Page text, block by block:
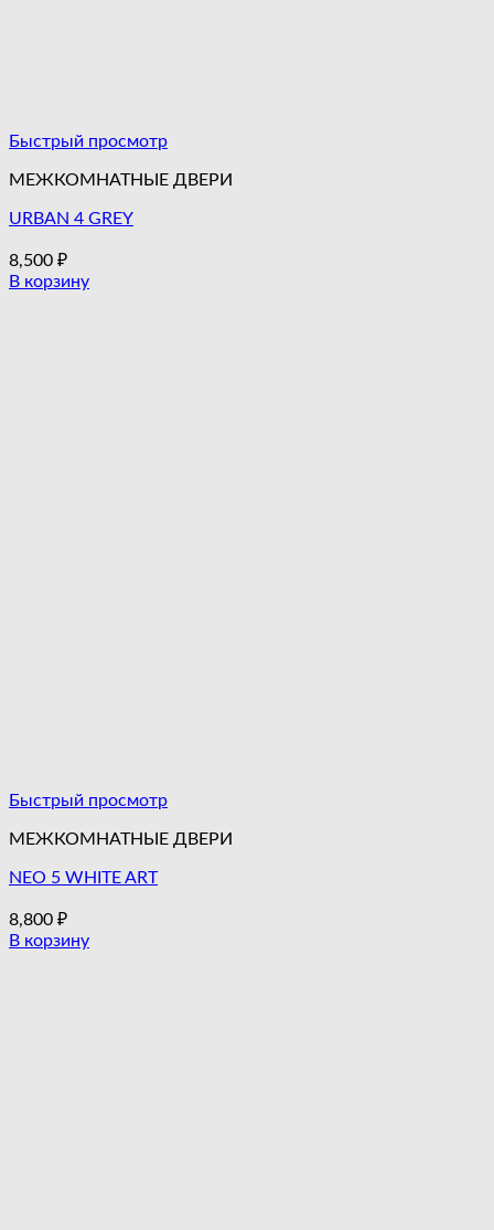
Быстрый просмотр
МЕЖКОМНАТНЫЕ ДВЕРИ
URBAN 4 GREY
8,500 ₽
В корзину
Быстрый просмотр
МЕЖКОМНАТНЫЕ ДВЕРИ
NEO 5 WHITE ART
8,800 ₽
В корзину